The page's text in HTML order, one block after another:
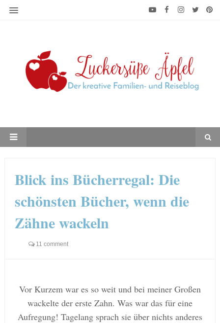
Blick ins Bücherregal: Die
schönsten Bücher, wenn die
Zähne wackeln
11 comment
Vor Kurzem war es so weit und bei meiner Großen
wackelte der erste Zahn. Was war das für eine
Aufregung! Tagelang sprach sie über nichts anderes